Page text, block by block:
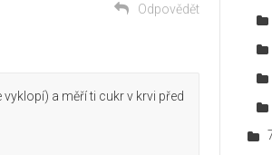
Odpovědět
a měří ti cukr v krvi před